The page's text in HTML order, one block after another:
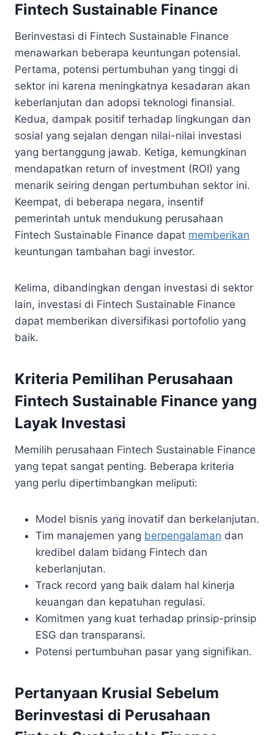
Fintech Sustainable Finance
Berinvestasi di Fintech Sustainable Finance
menawarkan beberapa keuntungan potensial.
Pertama, potensi pertumbuhan yang tinggi di
sektor ini karena meningkatnya kesadaran akan
keberlanjutan dan adopsi teknologi finansial.
Kedua, dampak positif terhadap lingkungan dan
sosial yang sejalan dengan nilai-nilai investasi
yang bertanggung jawab. Ketiga, kemungkinan
mendapatkan return of investment (ROI) yang
menarik seiring dengan pertumbuhan sektor ini.
Keempat, di beberapa negara, insentif
pemerintah untuk mendukung perusahaan
Fintech Sustainable Finance dapat memberikan
keuntungan tambahan bagi investor.
Kelima, dibandingkan dengan investasi di sektor
lain, investasi di Fintech Sustainable Finance
dapat memberikan diversifikasi portofolio yang
baik.
Kriteria Pemilihan Perusahaan
Fintech Sustainable Finance yang
Layak Investasi
Memilih perusahaan Fintech Sustainable Finance
yang tepat sangat penting. Beberapa kriteria
yang perlu dipertimbangkan meliputi:
Model bisnis yang inovatif dan berkelanjutan.
Tim manajemen yang berpengalaman dan
kredibel dalam bidang Fintech dan
keberlanjutan.
Track record yang baik dalam hal kinerja
keuangan dan kepatuhan regulasi.
Komitmen yang kuat terhadap prinsip-prinsip
ESG dan transparansi.
Potensi pertumbuhan pasar yang signifikan.
Pertanyaan Krusial Sebelum
Berinvestasi di Perusahaan